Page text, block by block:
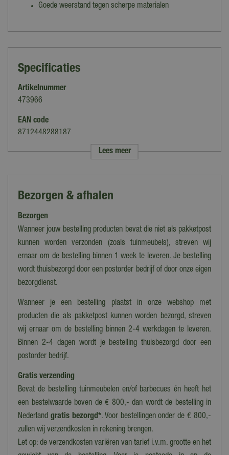
Goede weerstand tegen scherpe materialen
Specificaties
Artikelnummer
473966
EAN code
8712448288187
Merk
Geel
Materiaal
Latex, Polyester
Lees meer
Bezorgen & afhalen
Bezorgen
Wanneer jouw bestelling producten bevat die niet als pakketpost
kunnen worden verzonden (zoals tuinmeubels), streven wij
ernaar om de bestelling binnen 1 week te leveren. Je bestelling
wordt thuisbezorgd door een postorder bedrijf of door onze eigen
bezorgdienst.
Wanneer je een bestelling plaatst in onze webshop met
producten die als pakketpost kunnen worden bezorgd, streven
wij ernaar om de bestelling binnen 2-4 werkdagen te leveren.
Binnen 2-4 dagen wordt je bestelling thuisbezorgd door een
postorder bedrijf.
Gratis verzending
Bevat de bestelling tuinmeubelen en/of barbecues én heeft het
een bestelwaarde boven de € 800,- dan wordt de bestelling in
Nederland gratis bezorgd*. Voor bestellingen onder de € 800,-
zullen wij verzendkosten in rekening brengen.
Let op: de verzendkosten variëren van tarief i.v.m. grootte en het